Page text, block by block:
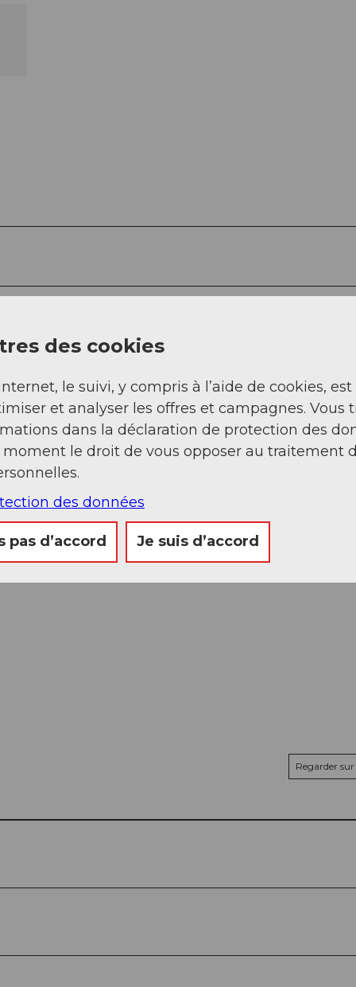
Sep Oct Nov Déc
Regarder
des cookies
le suivi, y compris à l’aide de cookies,
et analyser les offres et campagnes. Vous
dans la déclaration de protection des
le droit de vous opposer au traitement
des données
pas d’accord Je suis d’accord